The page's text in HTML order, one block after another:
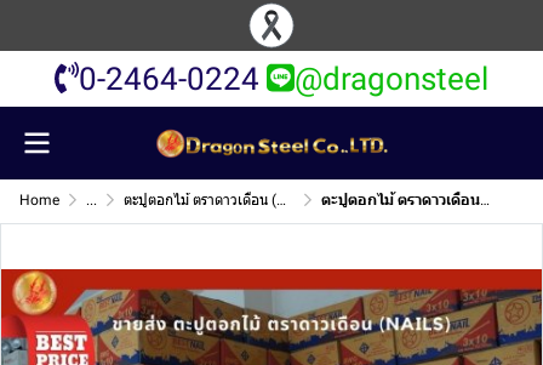
0-2464-0224 @dragonsteel
Home ... ตะปูตอกไม้ ตราดาวเดือน (Nails) ตะปูตอกไม้ ตราดาวเดือน (Nails)พระประแดง สมุทรปราการ